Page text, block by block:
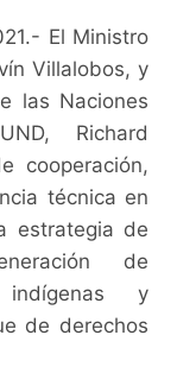
El Ministro
Villalobos, y
las Naciones
Richard
cooperación,
técnica en
estrategia de
de
y
de derechos